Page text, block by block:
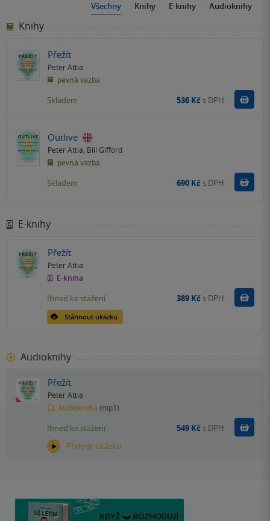
Všechny Knihy E-knihy Audioknihy
Knihy
Přežít
Peter Attia
pevná vazba
Skladem 536 Kč s DPH
Outlive
Peter Attia, Bill Gifford
pevná vazba
Skladem 690 Kč s DPH
E-knihy
Přežít
Peter Attia
E-kniha
Stáhnout ukázku
Ihned ke stažení 389 Kč s DPH Koupit
Audioknihy
Přežít
Peter Attia
Audiokniha (mp3)
Přehrát ukázku
Ihned ke stažení 549 Kč s DPH Koupit